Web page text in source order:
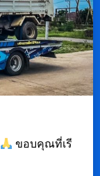
ขอบคุณที่เรี